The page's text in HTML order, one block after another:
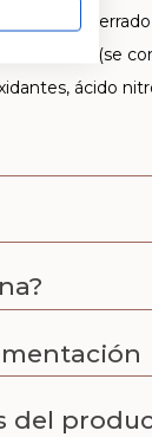
bien
crudo (se
ácido
del